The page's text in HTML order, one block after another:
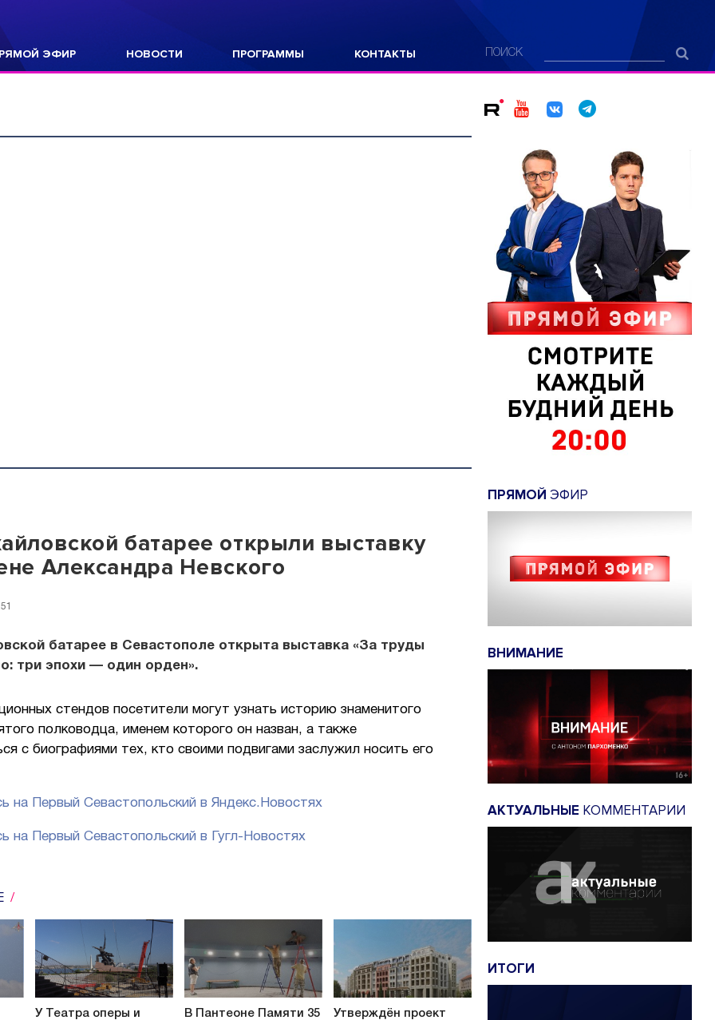
ЭФИР НОВОСТИ ПРОГРАММЫ КОНТАКТЫ ПОИСК
батарее открыли выставку
Александра Невского
батарее в Севастополе открыта выставка «За труды
три эпохи — один орден».
стендов посетители могут узнать историю знаменитого
полководца, именем которого он назван, а также
с биографиями тех, кто своими подвигами заслужил носить его
на Первый Севастопольский в Яндекс.Новостях
на Первый Севастопольский в Гугл-Новостях
У Театра оперы и
В Пантеоне Памяти 35
Утверждён проект
ПРЯМОЙ ЭФИР
ВНИМАНИЕ
АКТУАЛЬНЫЕ КОММЕНТАРИИ
ИТОГИ